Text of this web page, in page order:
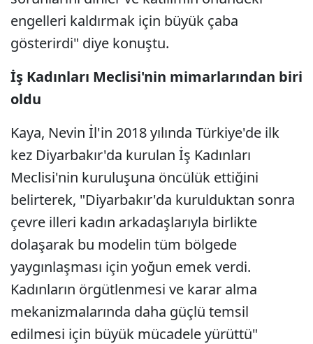
engelleri kaldırmak için büyük çaba
gösterirdi" diye konuştu.
İş Kadınları Meclisi'nin mimarlarından biri
oldu
Kaya, Nevin İl'in 2018 yılında Türkiye'de ilk
kez Diyarbakır'da kurulan İş Kadınları
Meclisi'nin kuruluşuna öncülük ettiğini
belirterek, "Diyarbakır'da kurulduktan sonra
çevre illeri kadın arkadaşlarıyla birlikte
dolaşarak bu modelin tüm bölgede
yaygınlaşması için yoğun emek verdi.
Kadınların örgütlenmesi ve karar alma
mekanizmalarında daha güçlü temsil
edilmesi için büyük mücadele yürüttü"